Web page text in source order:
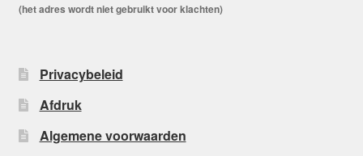
(het adres wordt niet gebruikt voor klachten)
Privacybeleid
Afdruk
Algemene voorwaarden